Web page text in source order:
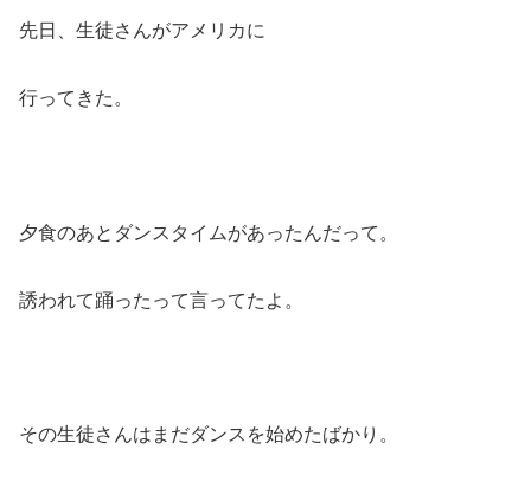
先日、生徒さんがアメリカに
行ってきた。
夕食のあとダンスタイムがあったんだって。
誘われて踊ったって言ってたよ。
その生徒さんはまだダンスを始めたばかり。